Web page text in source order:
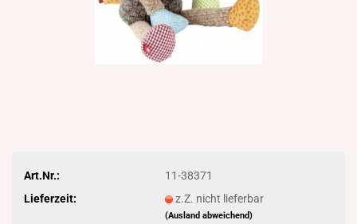
Art.Nr.:
11-38371
Lieferzeit:
z.Z. nicht lieferbar
(Ausland abweichend)